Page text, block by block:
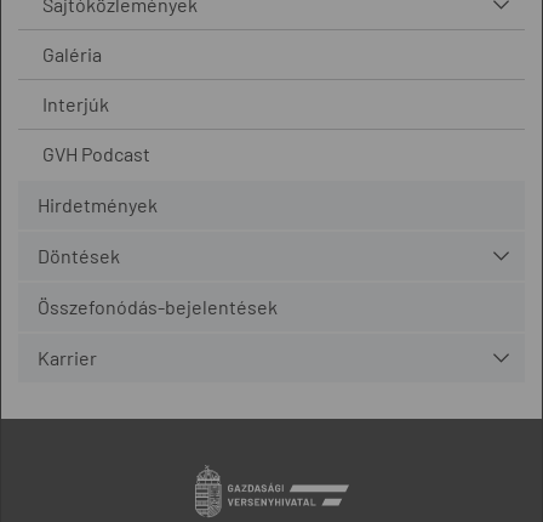
Galéria
Interjúk
GVH Podcast
Hirdetmények
Döntések
Összefonódás-bejelentések
Karrier